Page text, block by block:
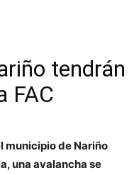
tendrán
FAC
municipio de Nariño
una avalancha se